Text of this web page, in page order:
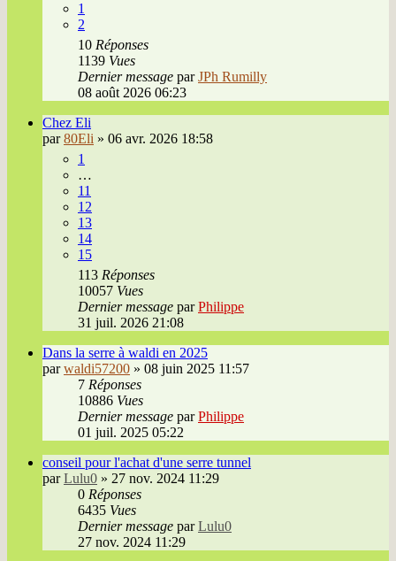
1
2
10 Réponses
1139 Vues
Dernier message parJPh Rumilly
08 août 2026 06:23
Chez Eli
par80Eli » 06 avr. 2026 18:58
1
…
11
12
13
14
15
113 Réponses
10057 Vues
Dernier message parPhilippe
31 juil. 2026 21:08
Dans la serre à waldi en 2025
parwaldi57200 » 08 juin 2025 11:57
7 Réponses
10886 Vues
Dernier message parPhilippe
01 juil. 2025 05:22
conseil pour l'achat d'une serre tunnel
parLulu0 » 27 nov. 2024 11:29
0 Réponses
6435 Vues
Dernier message parLulu0
27 nov. 2024 11:29